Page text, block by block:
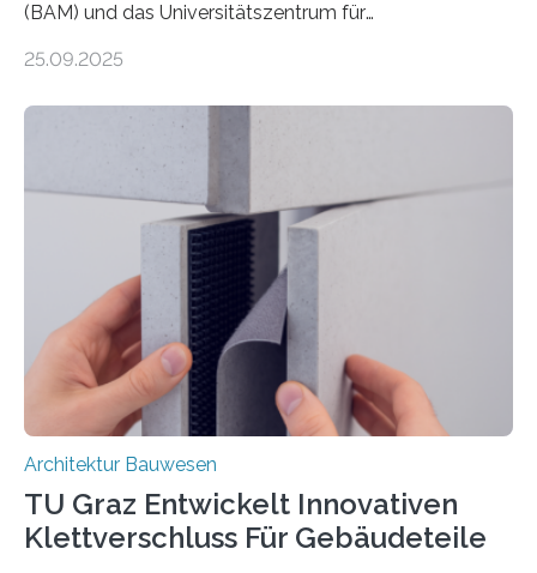
(BAM) und das Universitätszentrum für
untersuchen in einem gemeinsamen Forschungsprojekt
Ziel ist es, die Einsatzmöglichkeiten dieses innovativen
sicherem und nachhaltigem Bauen zu leisten.
Textilbeton ist ein moderner Verbundwerkstoff, der aus
einer feinkörnigen Betonmatrix und einer textilen
Bewehrung besteht – meist aus Carbon-, Glas- oder
Basaltfasern. Anders als herkömmlicher Stahlbeton, bei
dem Stahlstäbe zur…
25.09.2025
Architektur Bauwesen
TU Graz Entwickelt Innovativen
Klettverschluss Für Gebäudeteile